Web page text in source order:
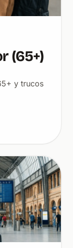
(65+)
y trucos